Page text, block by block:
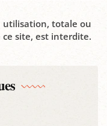
utilisation, totale ou
site, est interdite.